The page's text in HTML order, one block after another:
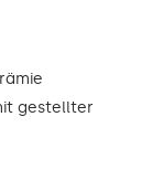
gestellter